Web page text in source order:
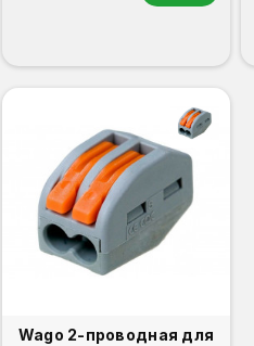
Wago 2-проводная для